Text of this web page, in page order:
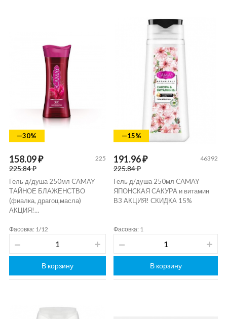
—30%
158.09 ₽
225.84 ₽
225
Гель д/душа 250мл CAMAY
ТАЙНОЕ БЛАЖЕНСТВО
(фиалка, драгоц.масла)
АКЦИЯ!…
Фасовка: 1/12
В корзину
—15%
191.96 ₽
225.84 ₽
46392
Гель д/душа 250мл CAMAY
ЯПОНСКАЯ САКУРА и витамин
В3 АКЦИЯ! СКИДКА 15%
Фасовка: 1
В корзину